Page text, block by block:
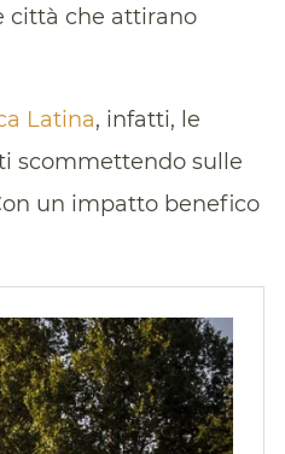
città che attirano
Latina, infatti, le
scommettendo sulle
un impatto benefico